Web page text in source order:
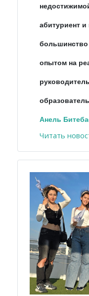
абитуриент
большинство
опытом на
Анель
Читать